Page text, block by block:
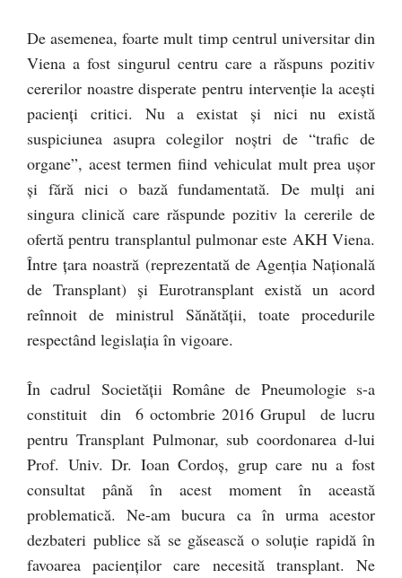
De asemenea, foarte mult timp centrul universitar din
Viena a fost singurul centru care a răspuns pozitiv
cererilor noastre disperate pentru intervenție la acești
pacienți critici. Nu a existat și nici nu există
suspiciunea asupra colegilor noștri de “trafic de
organe”, acest termen fiind vehiculat mult prea ușor
și fără nici o bază fundamentată. De mulți ani
singura clinică care răspunde pozitiv la cererile de
ofertă pentru transplantul pulmonar este AKH Viena.
Între țara noastră (reprezentată de Agenția Națională
de Transplant) și Eurotransplant există un acord
reînnoit de ministrul Sănătății, toate procedurile
respectând legislația în vigoare.
În cadrul Societății Române de Pneumologie s-a
constituit din 6 octombrie 2016 Grupul de lucru
pentru Transplant Pulmonar, sub coordonarea d-lui
Prof. Univ. Dr. Ioan Cordoș, grup care nu a fost
consultat până în acest moment în această
problematică. Ne-am bucura ca în urma acestor
dezbateri publice să se găsească o soluție rapidă în
favoarea pacienților care necesită transplant. Ne